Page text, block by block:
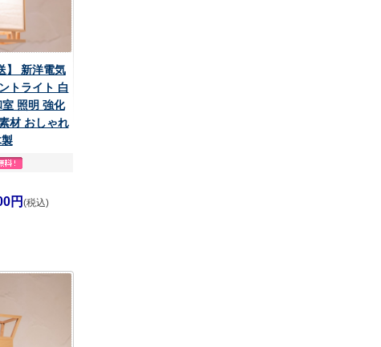
】 新洋電気
トライト 白
照明 強化
材 おしゃれ
円 (税込)